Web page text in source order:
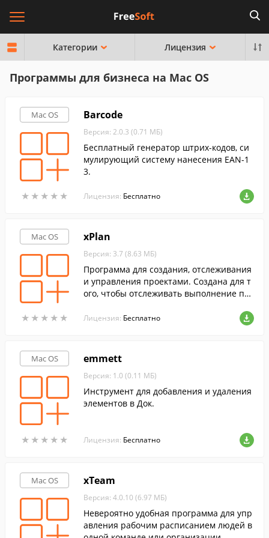
Категории Лицензия
Программы для бизнеса на Mac OS
Mac OS
★ ★ ★ ★ ★
★ ★ ★ ★ ★
Barcode
Версия: 2.0.3 (0.71 МБ)
Бесплатный генератор штрих-кодов, си
мулирующий систему нанесения EAN-1
3.
Лицензия: Бесплатно
Mac OS
★ ★ ★ ★ ★
★ ★ ★ ★ ★
xPlan
Версия: 3.7 (8.63 МБ)
Программа для создания, отслеживания
и управления проектами. Создана для т
ого, чтобы отслеживать выполнение пос
сть проектов.
Лицензия: Бесплатно
Mac OS
★ ★ ★ ★ ★
★ ★ ★ ★ ★
emmett
Версия: 1.0 (0.11 МБ)
Инструмент для добавления и удаления
элементов в Док.
Лицензия: Бесплатно
Mac OS xTeam
Версия: 4.0.10 (6.97 МБ)
Невероятно удобная программа для упр
авления рабочим расписанием людей в